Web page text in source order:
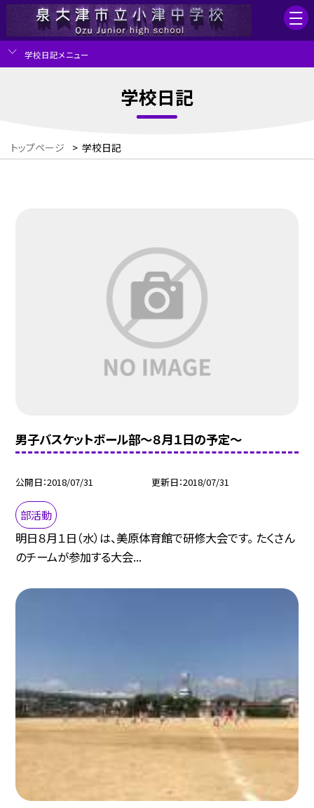
学校日記メニュー
学校日記
トップページ > 学校日記
男子バスケットボール部〜８月１日の予定〜
公開日 2018/07/31 更新日 2018/07/31
部活動
明日８月１日（水）は、美原体育館で研修大会です。 たくさん
のチームが参加する大会...